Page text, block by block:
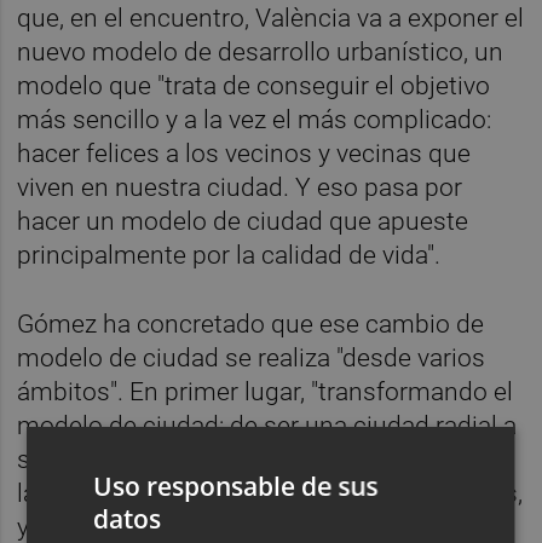
que, en el encuentro, València va a exponer el
nuevo modelo de desarrollo urbanístico, un
modelo que "trata de conseguir el objetivo
más sencillo y a la vez el más complicado:
hacer felices a los vecinos y vecinas que
viven en nuestra ciudad. Y eso pasa por
hacer un modelo de ciudad que apueste
principalmente por la calidad de vida".
Gómez ha concretado que ese cambio de
modelo de ciudad se realiza "desde varios
ámbitos". En primer lugar, "transformando el
modelo de ciudad: de ser una ciudad radial a
ser una ciudad policéntrica, que apuesta por
la mezcla de usos, compacta, de 15 minutos,
y que descarta seguir generando nuevos
Uso responsable de sus
datos